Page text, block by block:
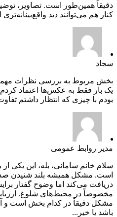
دقیقاً همین‌طور است. تصاویر،
کنار هم می‌توانند دید
سجاد
بخش مربوط به بررسی نظرات
یک بار فقط به عکس‌ها اعتماد
بودم با چیزی که انتظار داشتم
مدیر روابط عمومی
سلام خانم سامانی، بله، این یکی از
است. مشکل همیشه بلند شنیدن
دریافت می‌کند اما وضوح گفتار
مخصوصاً در محیط‌های شلوغ.
مشکل دقیقاً در کدام بخش است و
باشد یا خیر...